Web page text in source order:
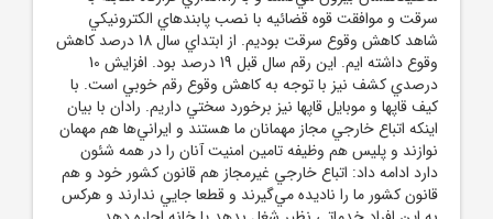
سرقت و موافقت قوه قضائيه با نصب پابندهاي الکترونيکي
شاهد کاهش وقوع سرقت بوديم. از ابتداي سال 18 درصد کاهش
وقوع داشته ايم. اين رقم سال قبل 19 درصد بود. افزايش 10
درصدي کشف نيز با توجه به کاهش وقوع رقم خوبي است. با
کيف قاپها و موبايل قاپها نيز برخورد سختي داريم. رادان با بيان
اينکه اتباع خارجي مجاز مهمانان ما هستند و ايراني‌ها هم مهمان
نوازند و پليس هم وظيفه تامين امنيت آنان را در همه شئون
دارد ادامه داد: اتباع خارجي غيرمجاز هم قانون کشور خود و هم
قانون کشور ما را ناديده مي‌گيرند و قطعا جايي ندارند و هرکس